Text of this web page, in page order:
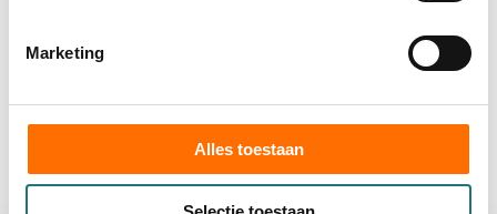
Marketing
Alles toestaan
Volgende